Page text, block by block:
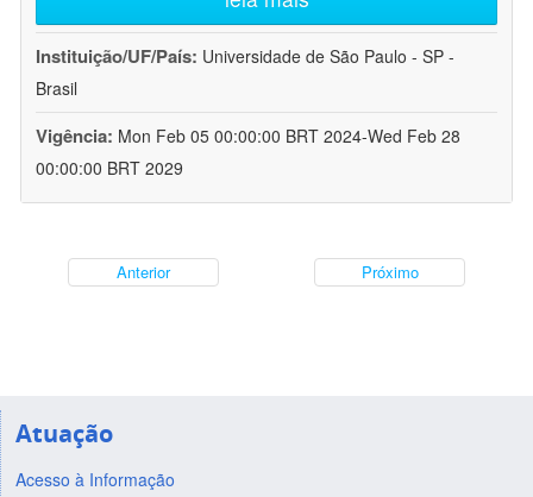
Instituição/UF/País: Universidade de São Paulo - SP -
Brasil
Vigência: Mon Feb 05 00:00:00 BRT 2024-Wed Feb 28
00:00:00 BRT 2029
Anterior Próximo
Atuação
Acesso à Informação